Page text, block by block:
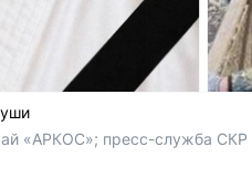
«АРКОС»; пресс-служба СКР